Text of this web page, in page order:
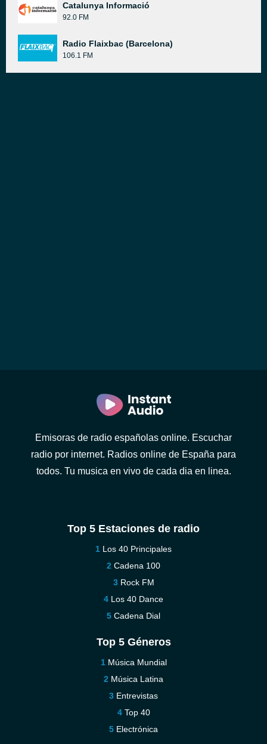
Catalunya Informació
92.0 FM
Radio Flaixbac (Barcelona)
106.1 FM
Emisoras de radio españolas online. Escuchar
radio por internet. Radios online de España para
todos. Tu musica en vivo de cada dia en linea.
Top 5 Estaciones de radio
Los 40 Principales
Cadena 100
Rock FM
Los 40 Dance
Cadena Dial
Top 5 Géneros
Música Mundial
Música Latina
Entrevistas
Top 40
Electrónica